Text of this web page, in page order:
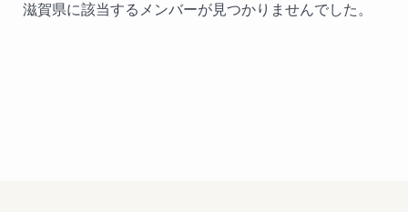
滋賀県に該当するメンバーが見つかりませんでした。